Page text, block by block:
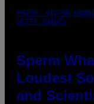
PHOTO: VICTOR
GETTY IMAGES
Sperm
Loudest
and